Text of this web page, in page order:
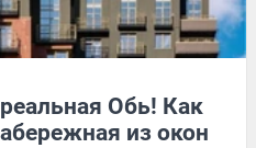
Обь! Как
из окон